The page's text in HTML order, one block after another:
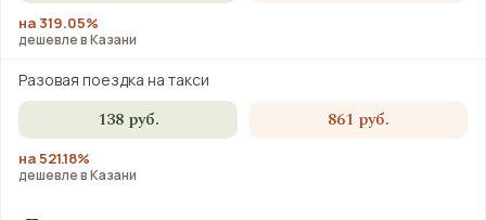
на 319.05%
дешевле в Казани
Разовая поездка на такси
138 руб. 861 руб.
на 521.18%
дешевле в Казани